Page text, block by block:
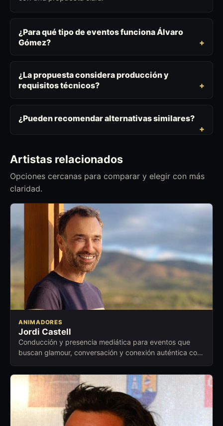
¿Para qué tipo de eventos funciona Álvaro
Gómez?
¿La propuesta considera producción y
requisitos técnicos?
¿Pueden recomendar alternativas similares?
Artistas relacionados
Opciones cercanas para comparar y elegir con más
claridad.
ANIMADORES
Jordi Castell
Conducción y presencia mediática para eventos que
buscan glamour, conversación y conexión auténtica con